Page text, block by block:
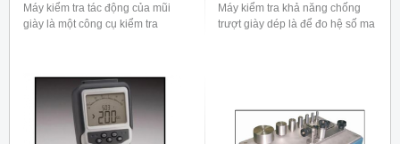
Máy kiểm tra tác động của mũi
giày là một công cụ kiểm tra
Máy kiểm tra khả năng chống
trượt giày dép là để đo hệ số ma